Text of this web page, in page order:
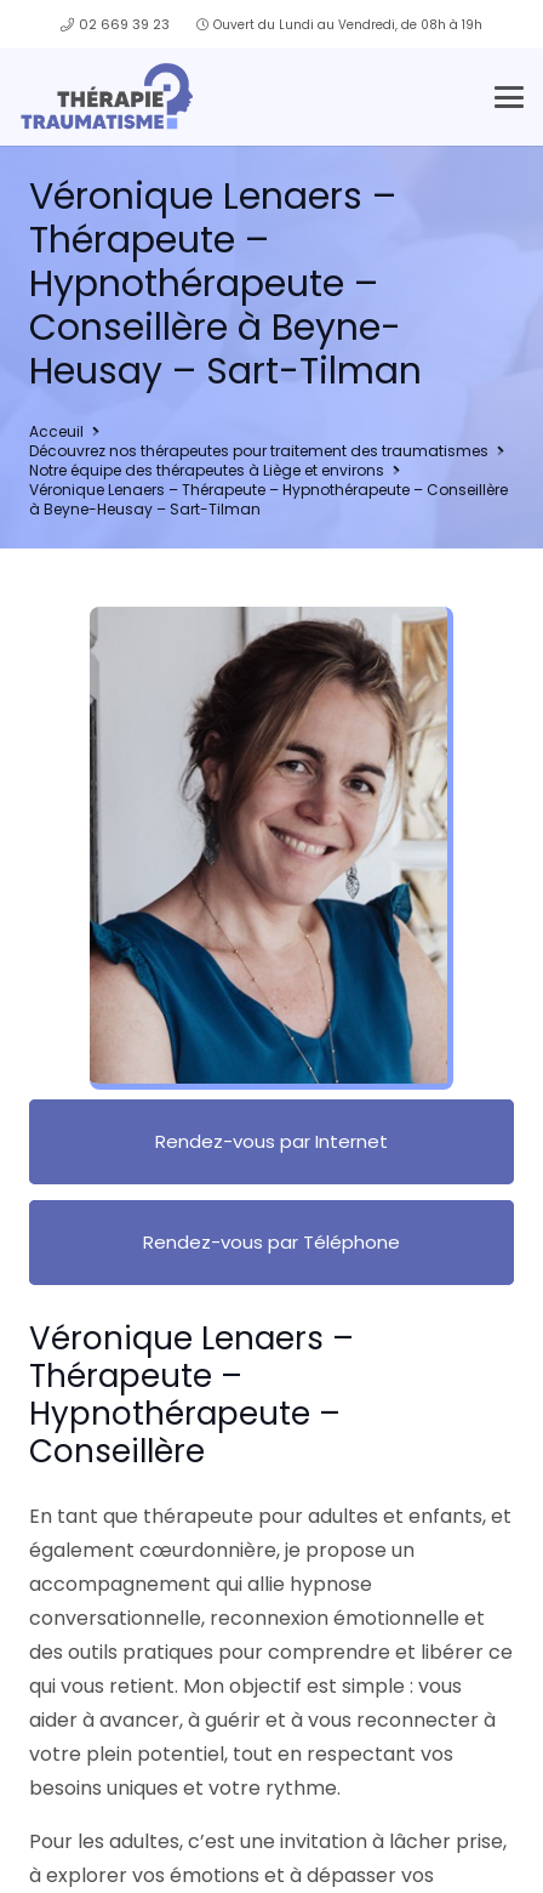
02 669 39 23 Ouvert du Lundi au Vendredi, de 08h à 19h
Véronique Lenaers –
Thérapeute –
Hypnothérapeute –
Conseillère à Beyne-
Heusay – Sart-Tilman
Acceuil
Découvrez nos thérapeutes pour traitement des traumatismes
Notre équipe des thérapeutes à Liège et environs
Véronique Lenaers – Thérapeute – Hypnothérapeute – Conseillère
à Beyne-Heusay – Sart-Tilman
Véronique Lenaers –
Thérapeute –
Hypnothérapeute –
Conseillère
En tant que thérapeute pour adultes et enfants, et
également cœurdonnière, je propose un
accompagnement qui allie hypnose
conversationnelle, reconnexion émotionnelle et
des outils pratiques pour comprendre et libérer ce
qui vous retient. Mon objectif est simple : vous
aider à avancer, à guérir et à vous reconnecter à
votre plein potentiel, tout en respectant vos
besoins uniques et votre rythme.
Pour les adultes, c’est une invitation à lâcher prise,
à explorer vos émotions et à dépasser vos
Rendez-vous par Internet
Rendez-vous par Téléphone